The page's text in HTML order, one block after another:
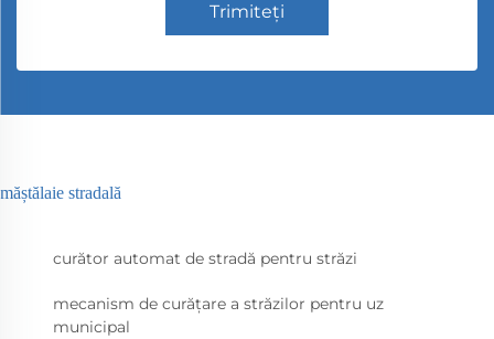
Trimiteți
măștălaie stradală
curător automat de stradă pentru străzi
mecanism de curățare a străzilor pentru uz
municipal